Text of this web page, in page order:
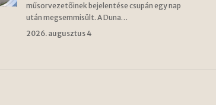
műsorvezetőinek bejelentése csupán egy nap
után megsemmisült. A Duna…
2026. augusztus 4